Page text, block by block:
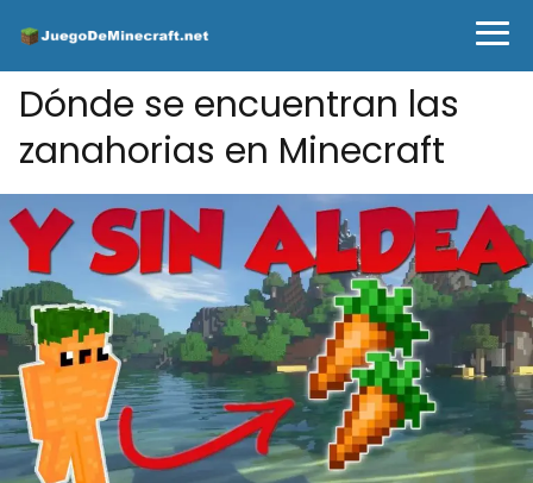
Dónde se encuentran las
zanahorias en Minecraft